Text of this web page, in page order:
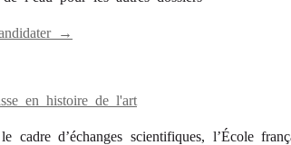
→
en histoire de l'art
cadre d’échanges scientifiques, l’École